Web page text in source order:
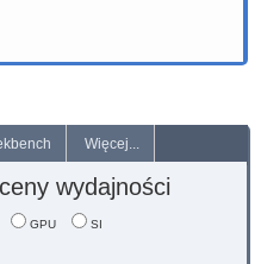
Więcej...
wydajności
GPU SI